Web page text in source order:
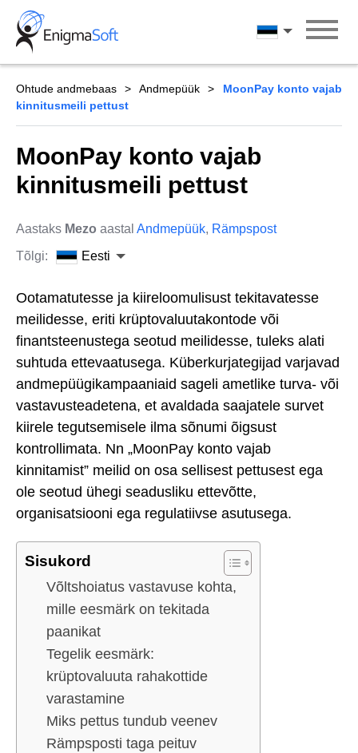
Skip
content
Eesti
Ohtude andmebaas Andmepüük
MoonPay konto vajab
kinnitusmeili pettust
MoonPay konto vajab
kinnitusmeili pettust
Aastaks Mezo aastal Andmepüük, Rämpspost
Tõlgi:
Eesti
Ootamatutesse ja kiireloomulisust tekitavatesse
meilidesse, eriti krüptovaluutakontode või
finantsteenustega seotud meilidesse, tuleks alati
suhtuda ettevaatusega. Küberkurjategijad varjavad
andmepüügikampaaniaid sageli ametlike turva- või
vastavusteadetena, et avaldada saajatele survet
kiirele tegutsemisele ilma sõnumi õigsust
kontrollimata. Nn „MoonPay konto vajab
kinnitamist” meilid on osa sellisest pettusest ega
ole seotud ühegi seadusliku ettevõtte,
organisatsiooni ega regulatiivse asutusega.
Sisukord
Võltshoiatus vastavuse kohta,
mille eesmärk on tekitada
paanikat
Tegelik eesmärk:
krüptovaluuta rahakottide
varastamine
Miks pettus tundub veenev
Rämpsposti taga peituv